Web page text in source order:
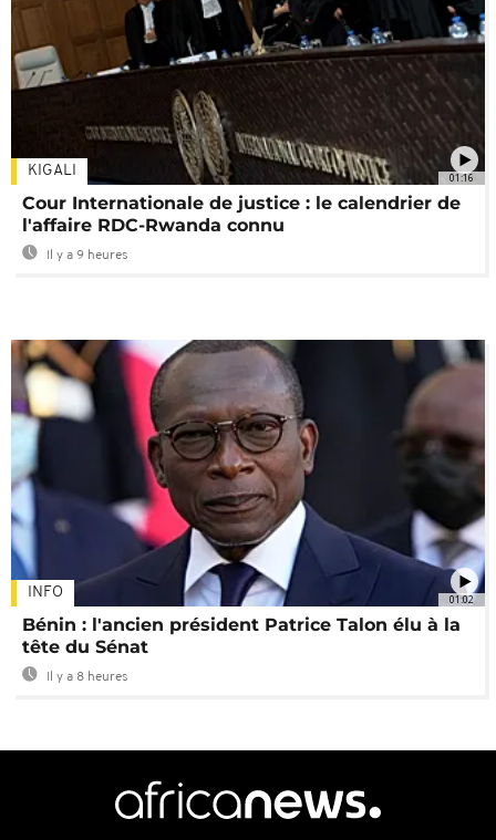
01:16
KIGALI
Cour Internationale de justice : le calendrier de
l'affaire RDC-Rwanda connu
Il y a 9 heures
01:02
INFO
Bénin : l'ancien président Patrice Talon élu à la
tête du Sénat
Il y a 8 heures